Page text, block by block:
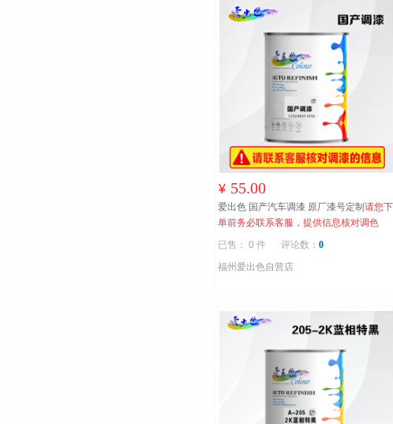
¥ 55.00
爱出色 国产汽车调漆 原厂漆号定制 请您下
单前务必联系客服，提供信息核对调色
已售： 0 件
评论数： 0
福州爱出色自营店